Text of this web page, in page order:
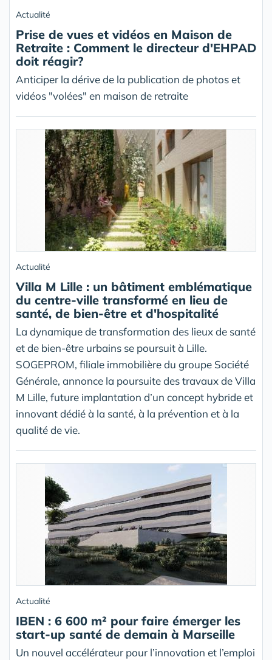
Actualité
Prise de vues et vidéos en Maison de
Retraite : Comment le directeur d'EHPAD
doit réagir?
Anticiper la dérive de la publication de photos et
vidéos "volées" en maison de retraite
Actualité
Villa M Lille : un bâtiment emblématique
du centre-ville transformé en lieu de
santé, de bien-être et d'hospitalité
La dynamique de transformation des lieux de santé
et de bien-être urbains se poursuit à Lille.
SOGEPROM, filiale immobilière du groupe Société
Générale, annonce la poursuite des travaux de Villa
M Lille, future implantation d’un concept hybride et
innovant dédié à la santé, à la prévention et à la
qualité de vie.
Actualité
IBEN : 6 600 m² pour faire émerger les
start-up santé de demain à Marseille
Un nouvel accélérateur pour l’innovation et l’emploi